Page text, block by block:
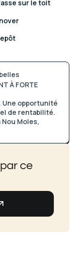
sur le toit
À FORTE
Une opportunité
de rentabilité.
Moles,
ce